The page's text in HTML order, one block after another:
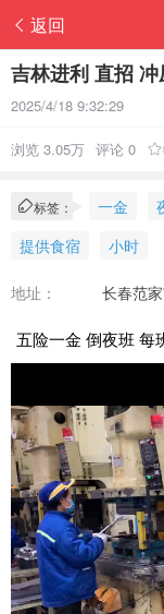
返回
吉林进利 直招
2025/4/18 9:32:29
浏览 3.05万 评论 0
标签： 一金
提供食宿
小时
地址： 长春范
五险一金 倒夜班 每